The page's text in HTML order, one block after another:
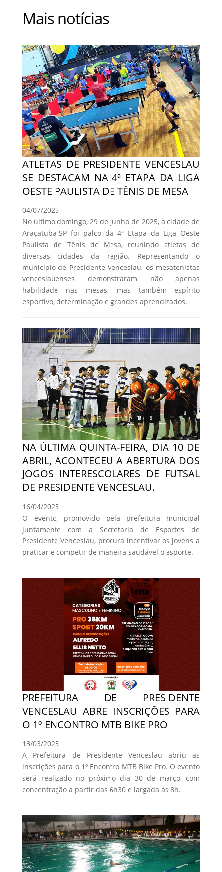
Mais notícias
ATLETAS DE PRESIDENTE VENCESLAU
SE DESTACAM NA 4ª ETAPA DA LIGA
OESTE PAULISTA DE TÊNIS DE MESA
04/07/2025
No último domingo, 29 de junho de 2025, a cidade de
Araçatuba-SP foi palco da 4ª Etapa da Liga Oeste
Paulista de Tênis de Mesa, reunindo atletas de
diversas cidades da região. Representando o
município de Presidente Venceslau, os mesatenistas
venceslauenses demonstraram não apenas
habilidade nas mesas, mas também espírito
esportivo, determinação e grandes aprendizados.
NA ÚLTIMA QUINTA-FEIRA, DIA 10 DE
ABRIL, ACONTECEU A ABERTURA DOS
JOGOS INTERESCOLARES DE FUTSAL
DE PRESIDENTE VENCESLAU.
16/04/2025
O evento, promovido pela prefeitura municipal
juntamente com a Secretaria de Esportes de
Presidente Venceslau, procura incentivar os jovens a
praticar e competir de maneira saudável o esporte.
PREFEITURA DE PRESIDENTE
VENCESLAU ABRE INSCRIÇÕES PARA
O 1º ENCONTRO MTB BIKE PRO
13/03/2025
A Prefeitura de Presidente Venceslau abriu as
inscrições para o 1º Encontro MTB Bike Pro. O evento
será realizado no próximo dia 30 de março, com
concentração a partir das 6h30 e largada às 8h.